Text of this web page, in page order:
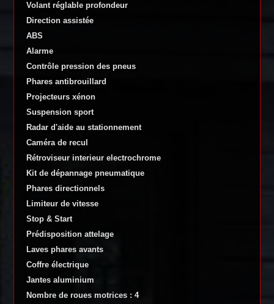
Volant réglable profondeur
Direction assistée
ABS
Alarme
Contrôle pression des pneus
Phares antibrouillard
Projecteurs xénon
Suspension sport
Radar d'aide au stationnement
Caméra de recul
Rétroviseur interieur electrochrome
Kit de dépannage pneumatique
Phares directionnels
Limiteur de vitesse
Stop & Start
Prédisposition attelage
Laves phares avants
Coffre électrique
Jantes aluminium
Nombre de roues motrices : 4